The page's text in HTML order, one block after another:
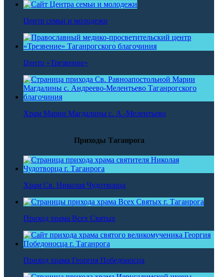
Центр семьи и молодежи
Центр «Трезвение»
Храм Марии Магдалины с. А.-Мелентьево
Приходы Таганрога
Храм Св. Николая Чудотворца
Приход храма Всех Святых
Приход храма Георгия Победоносца